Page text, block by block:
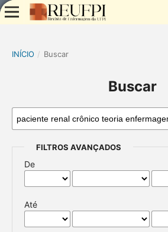
INÍCIO / Buscar
Buscar
FILTROS AVANÇADOS
De
Até